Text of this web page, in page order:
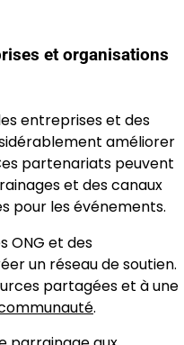
et organisations
entreprises et des
améliorer
partenariats peuvent
et des canaux
pour les événements.
ONG et des
un réseau de soutien.
partagées et à une
.